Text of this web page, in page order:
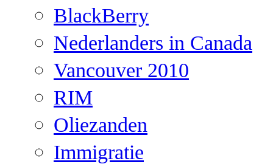
BlackBerry
Nederlanders in Canada
Vancouver 2010
RIM
Oliezanden
Immigratie